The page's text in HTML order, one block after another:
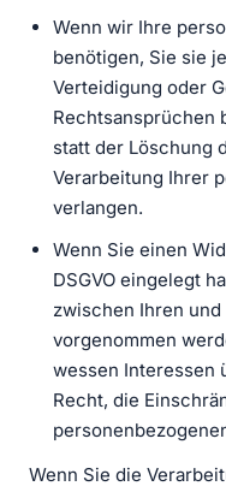
Wenn wir Ihre
benötigen, Sie sie
Verteidigung oder
Rechtsansprüchen
statt der Löschung
Verarbeitung Ihrer
verlangen.
Wenn Sie einen
DSGVO eingelegt
zwischen Ihren
vorgenommen
wessen Interessen
Recht, die
Wenn Sie die